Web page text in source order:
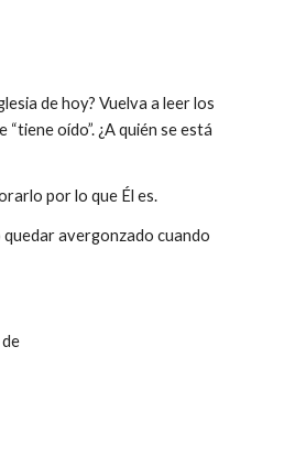
de hoy? Vuelva a leer los
oído”. ¿A quién se está
por lo que Él es.
quedar avergonzado cuando